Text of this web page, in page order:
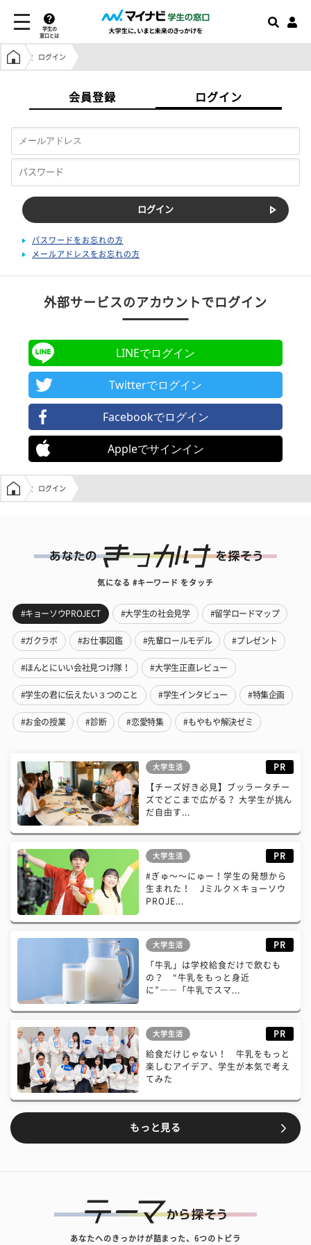
学生の
窓口とは
学生の窓口トップ
ログイン
会員登録 ログイン
パスワードをお忘れの方
メールアドレスをお忘れの方
外部サービスのアカウントでログイン
LINEでログイン
Twitterでログイン
Facebookでログイン
Appleでサインイン
学生の窓口トップ
ログイン
気になる #キーワード をタッチ
#キョーソウPROJECT #大学生の社会見学 #留学ロードマップ
#ガクラボ #お仕事図鑑 #先輩ロールモデル #プレゼント
#ほんとにいい会社見つけ隊！ #大学生正直レビュー
#学生の君に伝えたい３つのこと #学生インタビュー #特集企画
#お金の授業 #診断 #恋愛特集 #もやもや解決ゼミ
大学生活 PR
【チーズ好き必見】ブッラータチー
ズでどこまで広がる？ 大学生が挑ん
だ自由す...
大学生活 PR
#ぎゅ〜〜にゅー！学生の発想から
生まれた！ Jミルク×キョーソウ
PROJE...
大学生活 PR
「牛乳」は学校給食だけで飲むも
の？ “牛乳をもっと身近
に”――「牛乳でスマ...
大学生活 PR
給食だけじゃない！ 牛乳をもっと
楽しむアイデア、学生が本気で考え
てみた
もっと見る
あなたへのきっかけが詰まった、6つのトビラ